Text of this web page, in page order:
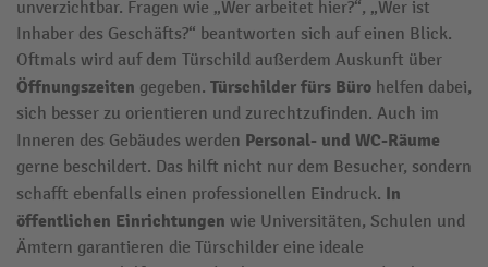
unverzichtbar. Fragen wie „Wer arbeitet hier?“, „Wer ist
Inhaber des Geschäfts?“ beantworten sich auf einen Blick.
Oftmals wird auf dem Türschild außerdem Auskunft über
Öffnungszeiten gegeben. Türschilder fürs Büro helfen dabei,
sich besser zu orientieren und zurechtzufinden. Auch im
Inneren des Gebäudes werden Personal- und WC-Räume
gerne beschildert. Das hilft nicht nur dem Besucher, sondern
schafft ebenfalls einen professionellen Eindruck. In
öffentlichen Einrichtungen wie Universitäten, Schulen und
Ämtern garantieren die Türschilder eine ideale